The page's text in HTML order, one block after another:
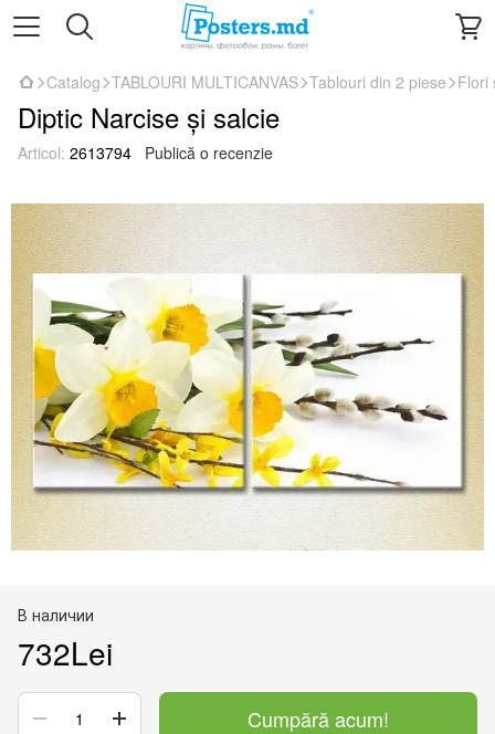
Catalog TABLOURI MULTICANVAS Tablouri din 2 piese Flori
Diptic Narcise și salcie
Articol: 2613794 Publică o recenzie
В наличии
732Lei
Cumpără acum!